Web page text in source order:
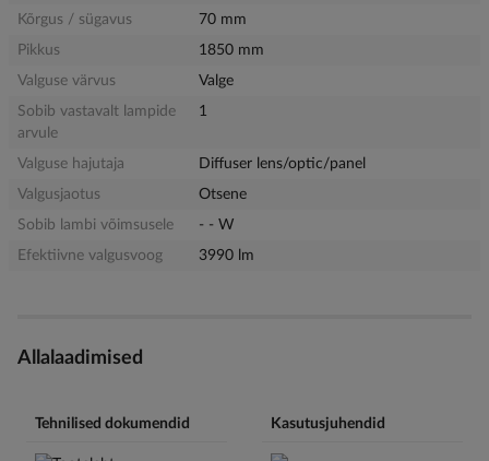
Kõrgus / sügavus
70 mm
Pikkus
1850 mm
Valguse värvus
Valge
Sobib vastavalt lampide
arvule
1
Valguse hajutaja
Diffuser lens/optic/panel
Valgusjaotus
Otsene
Sobib lambi võimsusele
- - W
Efektiivne valgusvoog
3990 lm
Allalaadimised
Tehnilised dokumendid Kasutusjuhendid